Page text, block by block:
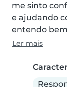
me sinto
e ajudando
entendo
Ler mais